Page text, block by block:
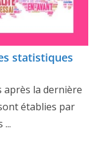
statistiques
après la dernière
établies par